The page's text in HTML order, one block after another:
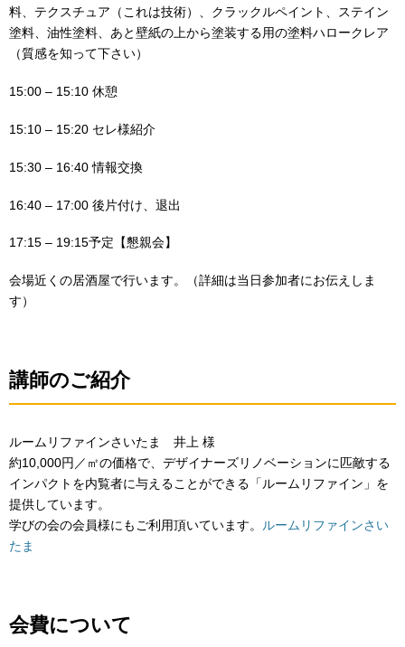
料、テクスチュア（これは技術）、クラックルペイント、ステイン
塗料、油性塗料、あと壁紙の上から塗装する用の塗料ハロークレア
（質感を知って下さい）
15:00 – 15:10 休憩
15:10 – 15:20 セレ様紹介
15:30 – 16:40 情報交換
16:40 – 17:00 後片付け、退出
17:15 – 19:15予定【懇親会】
会場近くの居酒屋で行います。（詳細は当日参加者にお伝えしま
す）
講師のご紹介
ルームリファインさいたま 井上 様
約10,000円／㎡の価格で、デザイナーズリノベーションに匹敵する
インパクトを内覧者に与えることができる「ルームリファイン」を
提供しています。
学びの会の会員様にもご利用頂いています。
ルームリファインさい
たま
会費について